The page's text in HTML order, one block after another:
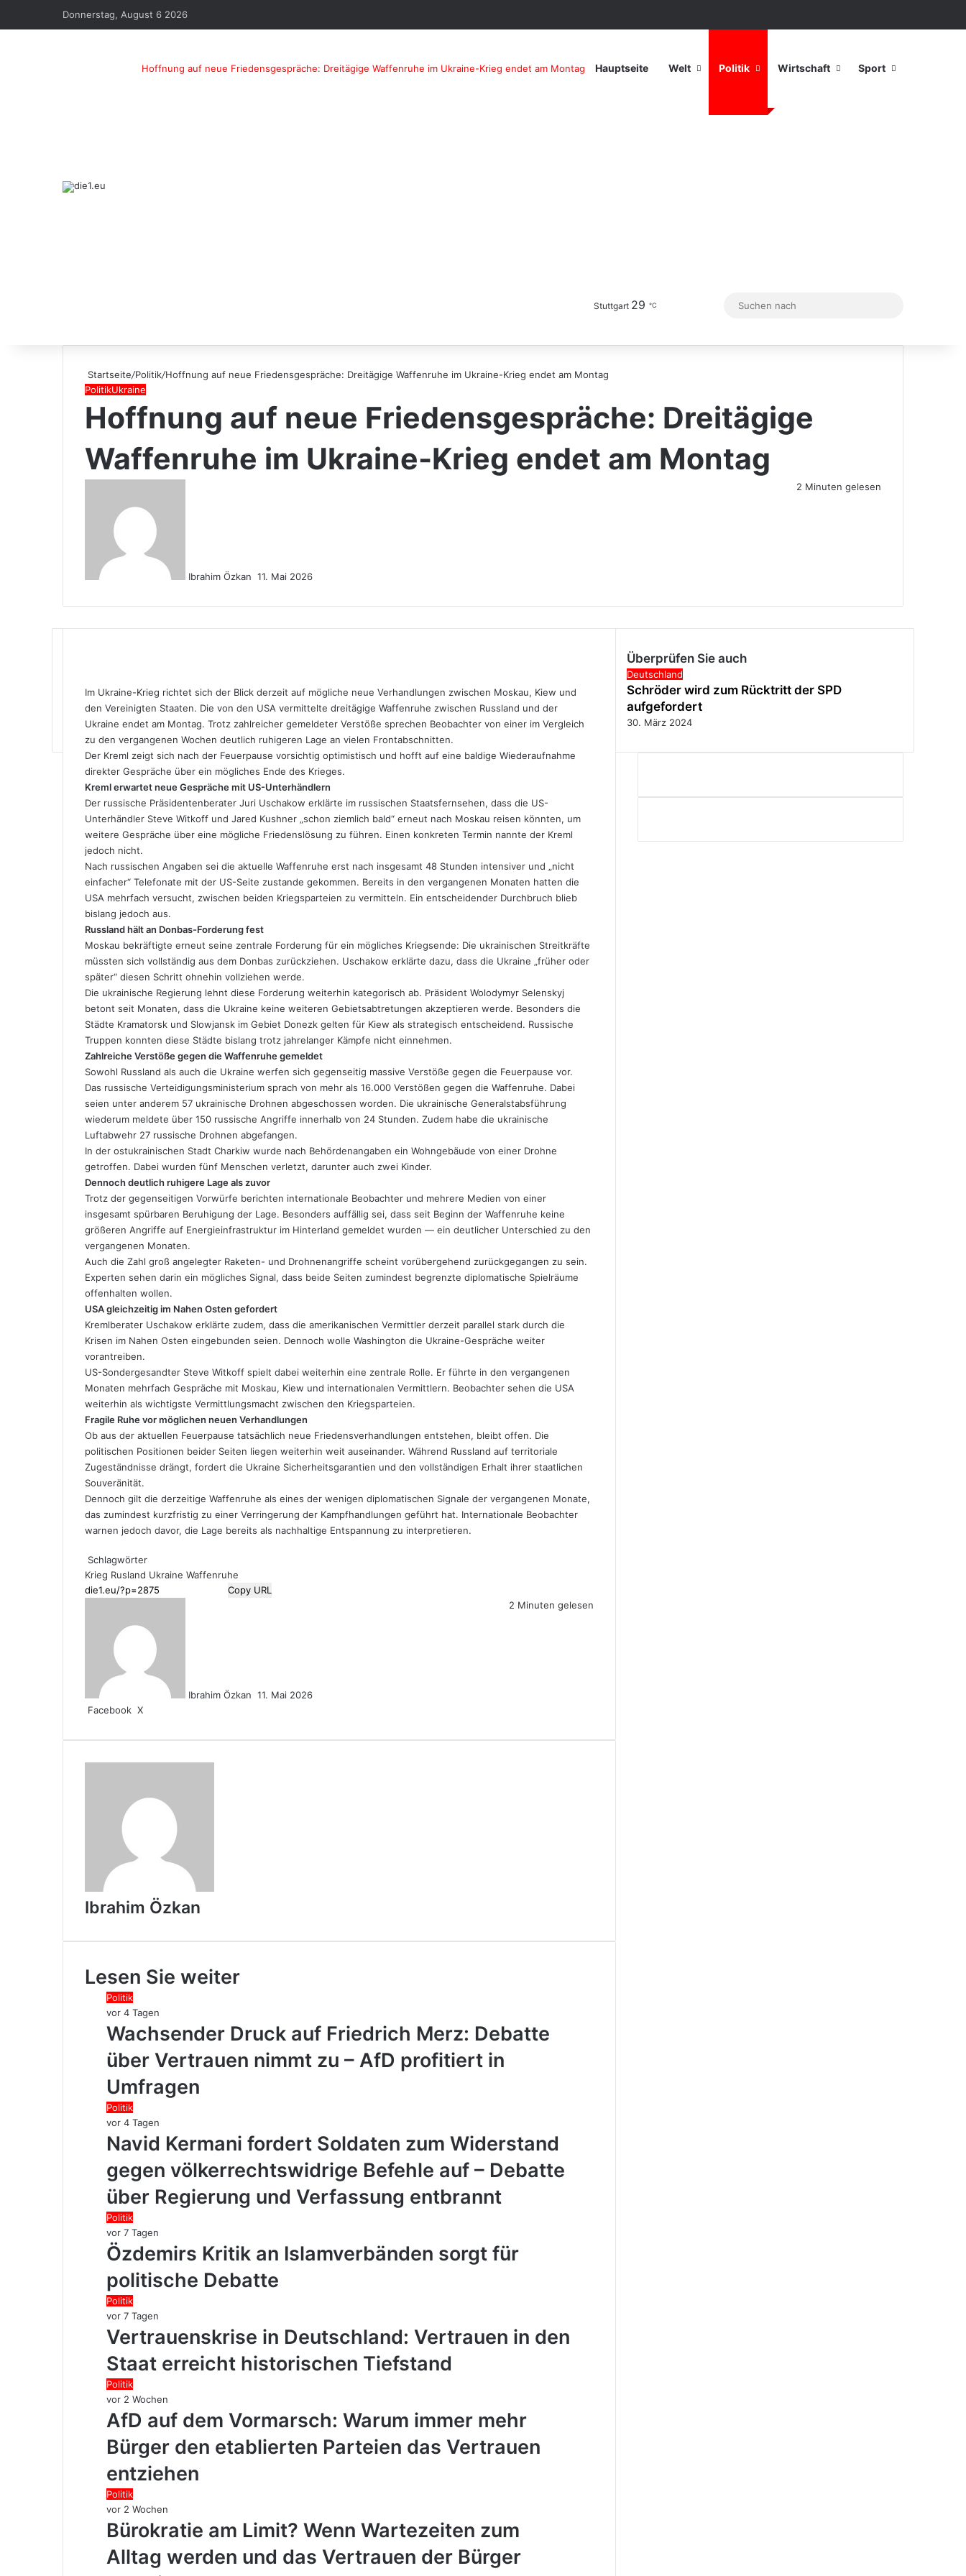
Donnerstag, August 6 2026
Hoffnung auf neue Friedensgespräche: Dreitägige Waffenruhe im Ukraine-Krieg endet am Montag Hauptseite Welt Politik Wirtschaft Sport
Stuttgart 29 ℃ Skin umschalten
Startseite/Politik/Hoffnung auf neue Friedensgespräche: Dreitägige Waffenruhe im Ukraine-Krieg endet am Montag
PolitikUkraine
Hoffnung auf neue Friedensgespräche: Dreitägige
Waffenruhe im Ukraine-Krieg endet am Montag
Ibrahim Özkan 11. Mai 2026
2 Minuten gelesen
Im Ukraine-Krieg richtet sich der Blick derzeit auf mögliche neue Verhandlungen zwischen Moskau, Kiew und
den Vereinigten Staaten. Die von den USA vermittelte dreitägige Waffenruhe zwischen Russland und der
Ukraine endet am Montag. Trotz zahlreicher gemeldeter Verstöße sprechen Beobachter von einer im Vergleich
zu den vergangenen Wochen deutlich ruhigeren Lage an vielen Frontabschnitten.
Der Kreml zeigt sich nach der Feuerpause vorsichtig optimistisch und hofft auf eine baldige Wiederaufnahme
direkter Gespräche über ein mögliches Ende des Krieges.
Kreml erwartet neue Gespräche mit US-Unterhändlern
Der russische Präsidentenberater Juri Uschakow erklärte im russischen Staatsfernsehen, dass die US-
Unterhändler Steve Witkoff und Jared Kushner „schon ziemlich bald“ erneut nach Moskau reisen könnten, um
weitere Gespräche über eine mögliche Friedenslösung zu führen. Einen konkreten Termin nannte der Kreml
jedoch nicht.
Nach russischen Angaben sei die aktuelle Waffenruhe erst nach insgesamt 48 Stunden intensiver und „nicht
einfacher“ Telefonate mit der US-Seite zustande gekommen. Bereits in den vergangenen Monaten hatten die
USA mehrfach versucht, zwischen beiden Kriegsparteien zu vermitteln. Ein entscheidender Durchbruch blieb
bislang jedoch aus.
Russland hält an Donbas-Forderung fest
Moskau bekräftigte erneut seine zentrale Forderung für ein mögliches Kriegsende: Die ukrainischen Streitkräfte
müssten sich vollständig aus dem Donbas zurückziehen. Uschakow erklärte dazu, dass die Ukraine „früher oder
später“ diesen Schritt ohnehin vollziehen werde.
Die ukrainische Regierung lehnt diese Forderung weiterhin kategorisch ab. Präsident Wolodymyr Selenskyj
betont seit Monaten, dass die Ukraine keine weiteren Gebietsabtretungen akzeptieren werde. Besonders die
Städte Kramatorsk und Slowjansk im Gebiet Donezk gelten für Kiew als strategisch entscheidend. Russische
Truppen konnten diese Städte bislang trotz jahrelanger Kämpfe nicht einnehmen.
Zahlreiche Verstöße gegen die Waffenruhe gemeldet
Sowohl Russland als auch die Ukraine werfen sich gegenseitig massive Verstöße gegen die Feuerpause vor.
Das russische Verteidigungsministerium sprach von mehr als 16.000 Verstößen gegen die Waffenruhe. Dabei
seien unter anderem 57 ukrainische Drohnen abgeschossen worden. Die ukrainische Generalstabsführung
wiederum meldete über 150 russische Angriffe innerhalb von 24 Stunden. Zudem habe die ukrainische
Luftabwehr 27 russische Drohnen abgefangen.
In der ostukrainischen Stadt Charkiw wurde nach Behördenangaben ein Wohngebäude von einer Drohne
getroffen. Dabei wurden fünf Menschen verletzt, darunter auch zwei Kinder.
Dennoch deutlich ruhigere Lage als zuvor
Trotz der gegenseitigen Vorwürfe berichten internationale Beobachter und mehrere Medien von einer
insgesamt spürbaren Beruhigung der Lage. Besonders auffällig sei, dass seit Beginn der Waffenruhe keine
größeren Angriffe auf Energieinfrastruktur im Hinterland gemeldet wurden — ein deutlicher Unterschied zu den
vergangenen Monaten.
Auch die Zahl groß angelegter Raketen- und Drohnenangriffe scheint vorübergehend zurückgegangen zu sein.
Experten sehen darin ein mögliches Signal, dass beide Seiten zumindest begrenzte diplomatische Spielräume
offenhalten wollen.
USA gleichzeitig im Nahen Osten gefordert
Kremlberater Uschakow erklärte zudem, dass die amerikanischen Vermittler derzeit parallel stark durch die
Krisen im Nahen Osten eingebunden seien. Dennoch wolle Washington die Ukraine-Gespräche weiter
vorantreiben.
US-Sondergesandter Steve Witkoff spielt dabei weiterhin eine zentrale Rolle. Er führte in den vergangenen
Monaten mehrfach Gespräche mit Moskau, Kiew und internationalen Vermittlern. Beobachter sehen die USA
weiterhin als wichtigste Vermittlungsmacht zwischen den Kriegsparteien.
Fragile Ruhe vor möglichen neuen Verhandlungen
Ob aus der aktuellen Feuerpause tatsächlich neue Friedensverhandlungen entstehen, bleibt offen. Die
politischen Positionen beider Seiten liegen weiterhin weit auseinander. Während Russland auf territoriale
Zugeständnisse drängt, fordert die Ukraine Sicherheitsgarantien und den vollständigen Erhalt ihrer staatlichen
Souveränität.
Dennoch gilt die derzeitige Waffenruhe als eines der wenigen diplomatischen Signale der vergangenen Monate,
das zumindest kurzfristig zu einer Verringerung der Kampfhandlungen geführt hat. Internationale Beobachter
warnen jedoch davor, die Lage bereits als nachhaltige Entspannung zu interpretieren.
Schlagwörter
Krieg Rusland Ukraine Waffenruhe
Copy URL
Ibrahim Özkan 11. Mai 2026
2 Minuten gelesen
Facebook X
E-
Ibrahim Özkan
Lesen Sie weiter
Politik
vor 4 Tagen
Wachsender Druck auf Friedrich Merz: Debatte
über Vertrauen nimmt zu – AfD profitiert in
Umfragen
Politik
vor 4 Tagen
Navid Kermani fordert Soldaten zum Widerstand
gegen völkerrechtswidrige Befehle auf – Debatte
über Regierung und Verfassung entbrannt
Politik
vor 7 Tagen
Özdemirs Kritik an Islamverbänden sorgt für
politische Debatte
Politik
vor 7 Tagen
Vertrauenskrise in Deutschland: Vertrauen in den
Staat erreicht historischen Tiefstand
Politik
vor 2 Wochen
AfD auf dem Vormarsch: Warum immer mehr
Bürger den etablierten Parteien das Vertrauen
entziehen
Politik
vor 2 Wochen
Bürokratie am Limit? Wenn Wartezeiten zum
Alltag werden und das Vertrauen der Bürger
Überprüfen Sie auch
Schließen
Deutschland
Schröder wird zum Rücktritt der SPD
aufgefordert
30. März 2024